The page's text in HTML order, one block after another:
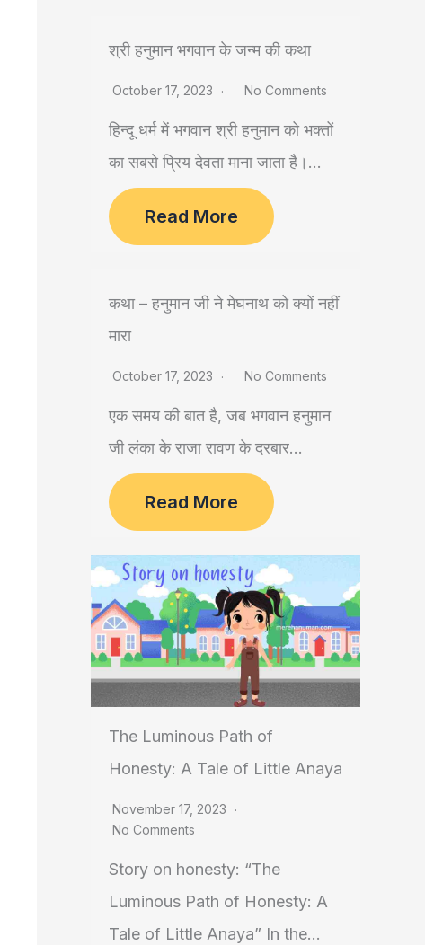
श्री हनुमान भगवान के जन्म की कथा
October 17, 2023 No Comments
हिन्दू धर्म में भगवान श्री हनुमान को भक्तों
का सबसे प्रिय देवता माना जाता है।...
Read More
कथा – हनुमान जी ने मेघनाथ को क्यों नहीं
मारा
October 17, 2023 No Comments
एक समय की बात है, जब भगवान हनुमान
जी लंका के राजा रावण के दरबार...
Read More
The Luminous Path of
Honesty: A Tale of Little Anaya
November 17, 2023
No Comments
Story on honesty: “The
Luminous Path of Honesty: A
Tale of Little Anaya” In the...